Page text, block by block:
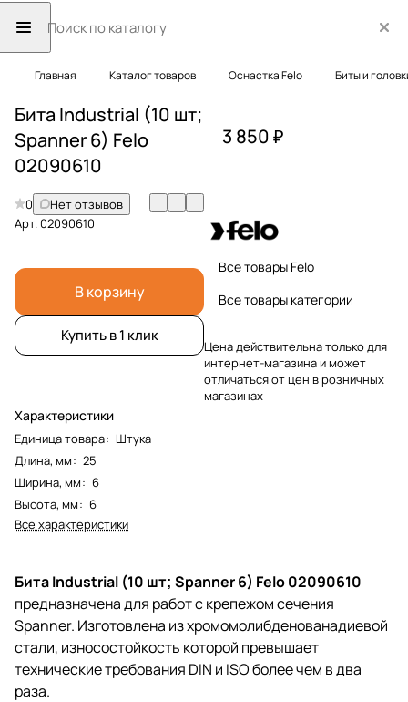
Главная Каталог товаров Оснастка Felo Биты и
Бита Industrial (10 шт;
Spanner 6) Felo
02090610
0
Нет отзывов
Арт.02090610
В корзину
Купить в 1 клик
Характеристики
Единица товара: Штука
Длина, мм: 25
Ширина, мм: 6
Высота, мм: 6
Все характеристики
3 850 ₽
Все товары Felo
Все товары категории
Цена действительна только для
интернет-магазина и может
отличаться от цен в розничных
магазинах
Бита Industrial (10 шт; Spanner 6) Felo 02090610
предназначена для работ с крепежом сечения
Spanner. Изготовлена из хромомолибденованадиевой
стали, износостойкость которой превышает
технические требования DIN и ISO более чем в два
раза.